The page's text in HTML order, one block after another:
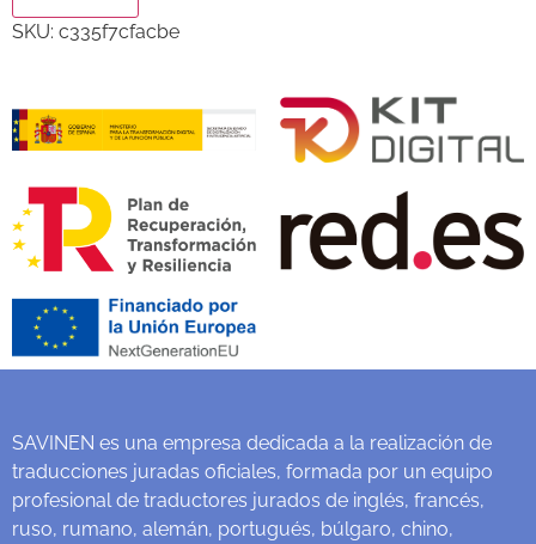
SKU: c335f7cfacbe
SAVINEN es una empresa dedicada a la realización de
traducciones juradas oficiales, formada por un equipo
profesional de traductores jurados de inglés, francés,
ruso, rumano, alemán, portugués, búlgaro, chino,